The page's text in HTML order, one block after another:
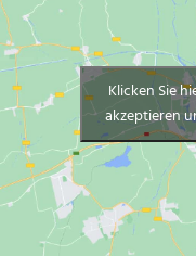
Klicken Sie
akzeptieren